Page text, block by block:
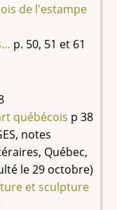
de l'estampe
p. 50, 51 et 61
québécois p 38
notes
Québec,
le 29 octobre)
et sculpture